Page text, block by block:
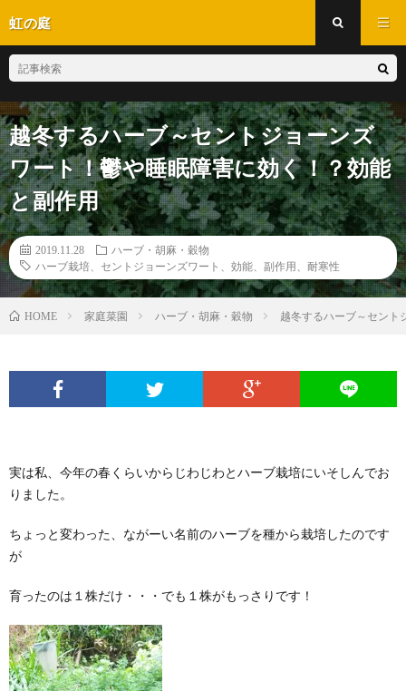
虹の庭
越冬するハーブ～セントジョーンズ
ワート！鬱や睡眠障害に効く！？効能
と副作用
2019.11.28
ハーブ・胡麻・穀物
ハーブ栽培、セントジョーンズワート、効能、副作用、耐寒性
HOME 家庭菜園 ハーブ・胡麻・穀物 越冬するハーブ～セント
実は私、今年の春くらいからじわじわとハーブ栽培にいそしんでお
りました。
ちょっと変わった、ながーい名前のハーブを種から栽培したのです
が
育ったのは１株だけ・・・でも１株がもっさりです！